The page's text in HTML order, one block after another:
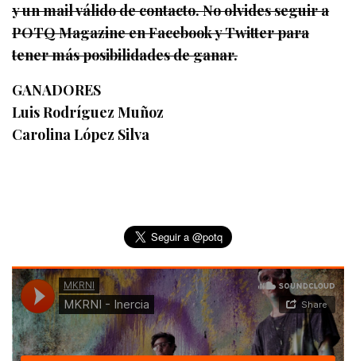
y un mail válido de contacto. No olvides seguir a
POTQ Magazine en Facebook y Twitter para
tener más posibilidades de ganar.
GANADORES
Luis Rodríguez Muñoz
Carolina López Silva